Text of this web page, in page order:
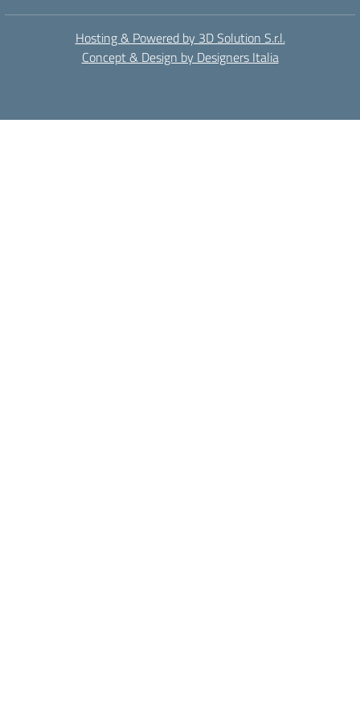
Hosting & Powered by 3D Solution S.r.l.
Concept & Design by Designers Italia